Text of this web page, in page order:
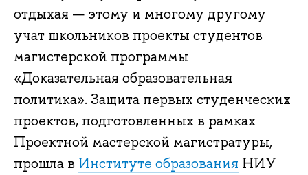
отдыхая — этому и многому другому
учат школьников проекты студентов
магистерской программы
«Доказательная образовательная
политика». Защита первых студенческих
проектов, подготовленных в рамках
Проектной мастерской магистратуры,
прошла в Институте образования НИУ